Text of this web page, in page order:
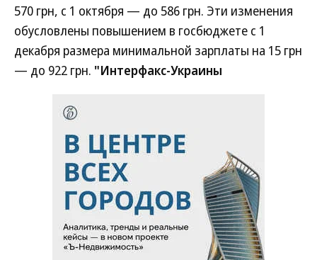
570 грн, с 1 октября — до 586 грн. Эти изменения
обусловлены повышением в госбюджете с 1
декабря размера минимальной зарплаты на 15 грн
— до 922 грн. "Интерфакс-Украины